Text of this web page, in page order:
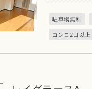
駐車場無料
コンロ2口以上